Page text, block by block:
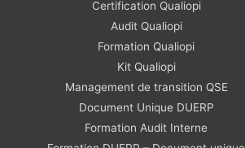
Certification Qualiopi
Audit Qualiopi
Formation Qualiopi
Kit Qualiopi
Management de transition QSE
Document Unique DUERP
Formation Audit Interne